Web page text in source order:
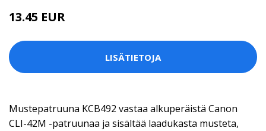
13.45 EUR
LISÄTIETOJA
Mustepatruuna KCB492 vastaa alkuperäistä Canon
CLI-42M -patruunaa ja sisältää laadukasta musteta,